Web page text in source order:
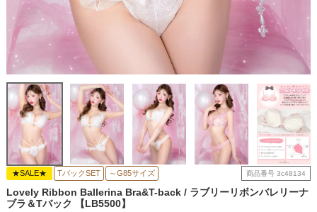
★SALE★ TバックSET ～G85サイズ 商品番号 3c48134
Lovely Ribbon Ballerina Bra&T-back / ラブリーリボンバレリーナ
ブラ＆Tバック 【LB5500】